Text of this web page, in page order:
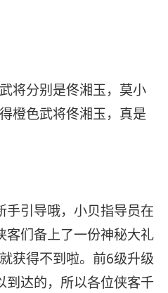
将分别是佟湘玉，莫小
橙色武将佟湘玉，真是
手引导哦，小贝指导员在
客们备上了一份神秘大礼
获得不到啦。前6级升级
到达的，所以各位侠客千